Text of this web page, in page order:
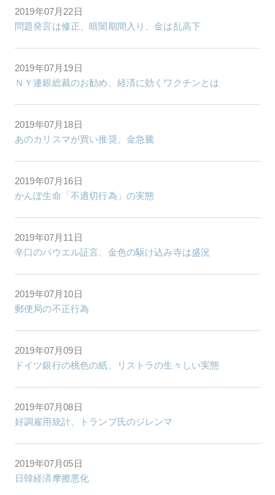
2019年07月22日
問題発言は修正、暗闇期間入り、金は乱高下
2019年07月19日
ＮＹ連銀総裁のお勧め、経済に効くワクチンとは
2019年07月18日
あのカリスマが買い推奨、金急騰
2019年07月16日
かんぽ生命「不適切行為」の実態
2019年07月11日
辛口のパウエル証言、金色の駆け込み寺は盛況
2019年07月10日
郵便局の不正行為
2019年07月09日
ドイツ銀行の桃色の紙、リストラの生々しい実態
2019年07月08日
好調雇用統計、トランプ氏のジレンマ
2019年07月05日
日韓経済摩擦悪化